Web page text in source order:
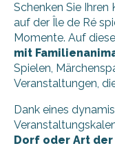
Schenken Sie
auf der Île de Ré
Momente. Auf
mit
Spielen,
Veranstaltungen,
Dank eines
Dorf oder Art der